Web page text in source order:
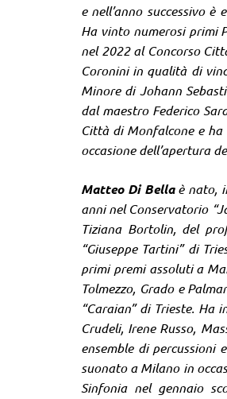
e nell’anno successivo
Ha vinto numerosi primi
nel 2022 al Concorso
Coronini in qualità di
Minore di Johann
dal maestro Federico
Città di Monfalcone e ha
occasione dell’apertura
Matteo Di Bellaè nato,
anni nel Conservatorio
Tiziana Bortolin, del
“Giuseppe Tartini” di
primi premi assoluti a
Tolmezzo, Grado e
“Caraian” di Trieste.
Crudeli, Irene Russo,
ensemble di percussioni
suonato a Milano in
Sinfonia nel gennaio